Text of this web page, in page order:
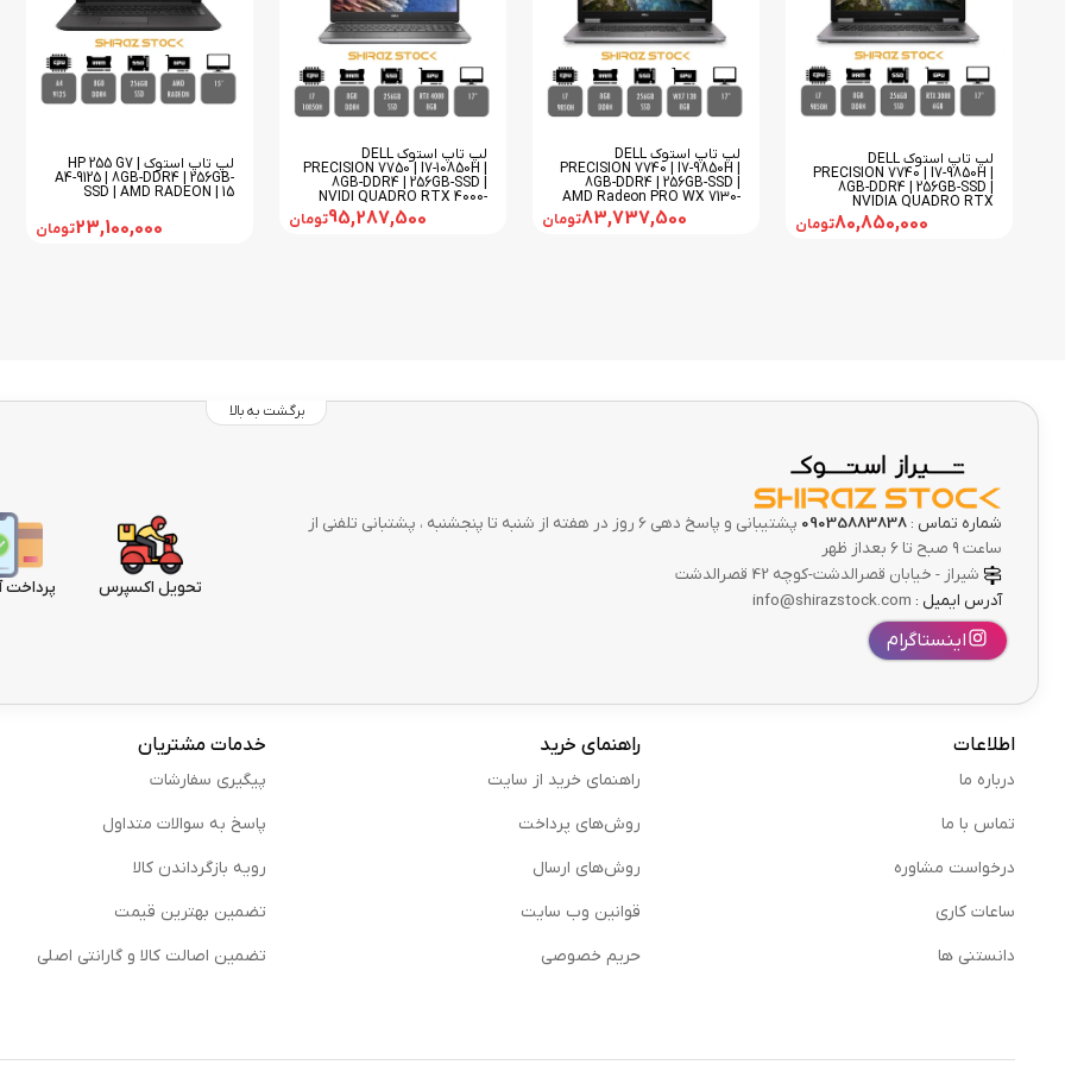
لپ تاپ استوک DELL
PRECISION 7740 | I7-9850H |
8GB-DDR4 | 256GB-SSD |
NVIDIA QUADRO RTX
3000-۶GB | 1780,850,000تومان
لپ تاپ استوک DELL
PRECISION 7740 | I7-9850H |
8GB-DDR4 | 256GB-SSD |
AMD Radeon PRO WX 7130-
83,737,500تومان
لپ تاپ استوک DELL
PRECISION 7750 | I7-10850H |
8GB-DDR4 | 256GB-SSD |
NVIDI QUADRO RTX 4000-
95,287,500تومان
لپ تاپ استوک HP 255 G7 |
A4-9125 | 8GB-DDR4 | 256GB-
SSD | AMD RADEON | 15
23,100,000تومان
برگشت به بالا
شماره تماس : 09035883838
پشتیبانی و پاسخ دهی 6 روز در هفته از شنبه تا پنجشنبه ، پشتبانی تلفنی از
ساعت ۹ صبح تا ۶ بعداز ظهر
شیراز - خیابان قصرالدشت-کوچه 42 قصرالدشت
آدرس ایمیل :
اینستاگرام
تحویل اکسپرس پرداخت
اطلاعات
درباره ما
تماس با ما
درخواست مشاوره
ساعات کاری
دانستنی ها
راهنمای خرید
راهنمای خرید از سایت
روش‌های پرداخت
روش‌های ارسال
قوانین وب سایت
حریم خصوصی
خدمات مشتریان
پیگیری سفارشات
پاسخ به سوالات متداول
رویه بازگرداندن کالا
تضمین بهترین قیمت
تضمین اصالت کالا و گارانتی اصلی